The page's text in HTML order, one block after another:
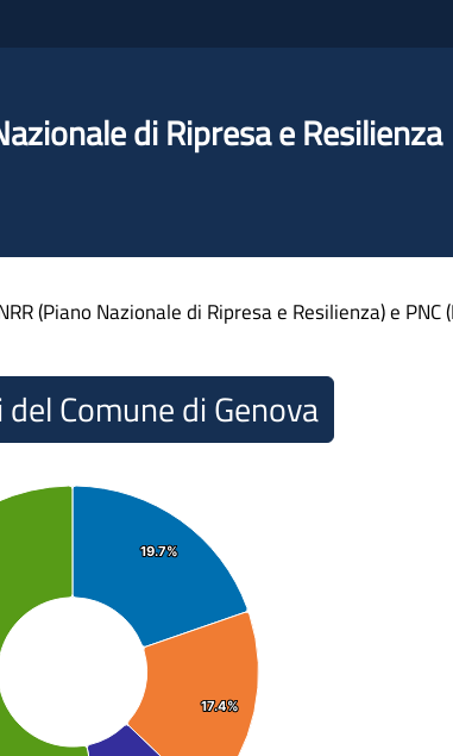
di Ripresa e Resilienza
(Piano Nazionale di Ripresa e Resilienza) e PNC
Comune di Genova
19.7%
19.7%
17.4%
17.4%